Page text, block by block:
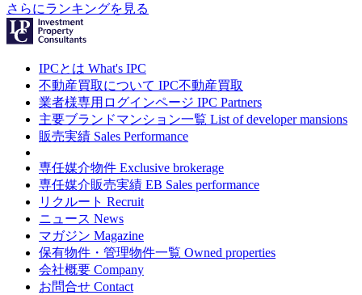
さらにランキングを見る
IPCとは What's IPC
不動産買取について IPC不動産買取
業者様専用ログインページ IPC Partners
主要ブランドマンション一覧 List of developer mansions
販売実績 Sales Performance
専任媒介物件 Exclusive brokerage
専任媒介販売実績 EB Sales performance
リクルート Recruit
ニュース News
マガジン Magazine
保有物件・管理物件一覧 Owned properties
会社概要 Company
お問合せ Contact